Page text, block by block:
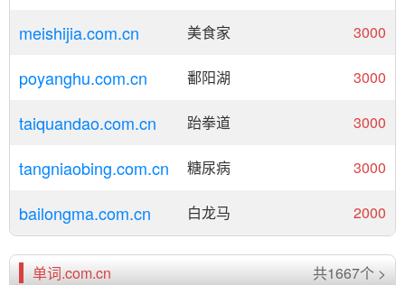
meishijia.com.cn 美食家 3000
poyanghu.com.cn 鄱阳湖 3000
taiquandao.com.cn 跆拳道 3000
tangniaobing.com.cn 糖尿病 3000
bailongma.com.cn 白龙马 2000
单词.com.cn 共1667个 >